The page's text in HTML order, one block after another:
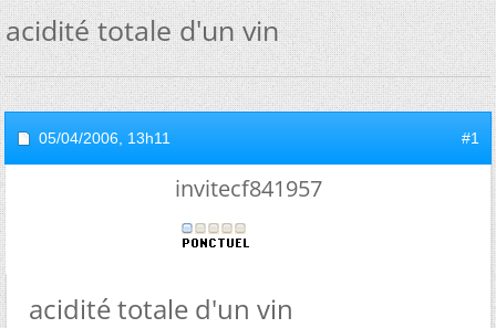
acidité totale d'un vin
05/04/2006, 13h11 #1
invitecf841957
acidité totale d'un vin